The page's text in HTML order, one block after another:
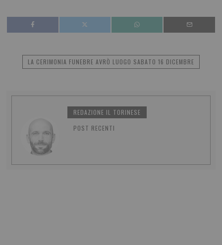
LA CERIMONIA FUNEBRE AVRÒ LUOGO SABATO 16 DICEMBRE
REDAZIONE IL TORINESE
POST RECENTI